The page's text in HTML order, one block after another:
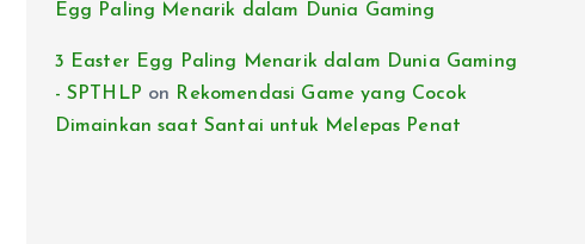
Egg Paling Menarik dalam Dunia Gaming
3 Easter Egg Paling Menarik dalam Dunia Gaming
- SPTHLP on Rekomendasi Game yang Cocok
Dimainkan saat Santai untuk Melepas Penat